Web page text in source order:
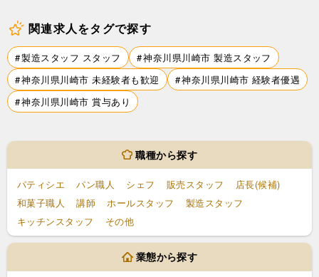
関連求人をタグで探す
製造スタッフ スタッフ
神奈川県川崎市 製造スタッフ
神奈川県川崎市 未経験者も歓迎
神奈川県川崎市 経験者優遇
神奈川県川崎市 賞与あり
職種から探す
パティシエ パン職人 シェフ 販売スタッフ
店長(候補)
和菓子職人
講師 ホールスタッフ
製造スタッフ
キッチンスタッフ
その他
業態から探す